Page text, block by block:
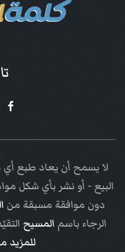
لا يسمح أن يعاد طبع أي
البيع - أو نشر بأي شكل
دون موافقة مسبقة من
الرجاء باسم المسيح
للمزيد